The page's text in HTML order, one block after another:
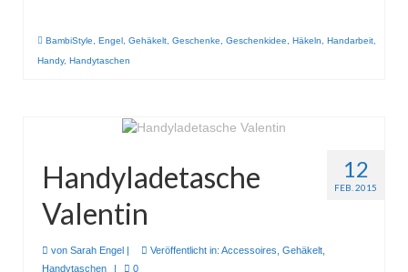
BambiStyle Engel Gehäkelt Geschenke Geschenkidee Häkeln Handarbeit
Handy, Handytaschen
12
FEB. 2015
Handyladetasche
Valentin
von Sarah Engel | Veröffentlicht in: Accessoires Gehäkelt
Handytaschen
| 0